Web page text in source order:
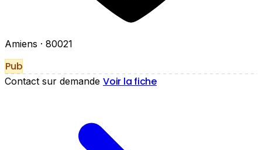
Amiens · 80021
Pub
Contact sur demande Voir la fiche